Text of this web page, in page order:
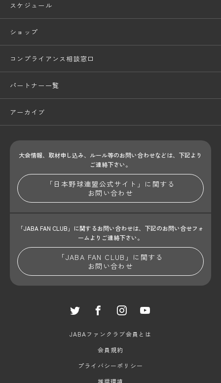
スケジュール
ショップ
コンプライアンス相談窓口
パートナー一覧
アーカイブ
大会情報、取材申し込み、ルール等のお問い合わせなどは、下記より
ご連絡下さい。
「日本野球連盟公式サイト」に関する
お問い合わせ
「JABA FAN CLUB」に関するお問い合わせは、 下記のお問い合せフォ
ームよりご連絡下さい。
「JABA FAN CLUB」に関する
お問い合わせ
JABAファンクラブ会員とは
会員規約
プライバシーポリシー